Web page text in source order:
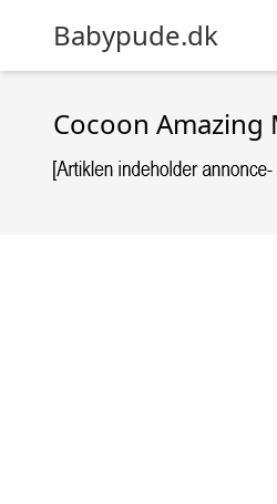
Babypude.dk
Cocoon Amazing